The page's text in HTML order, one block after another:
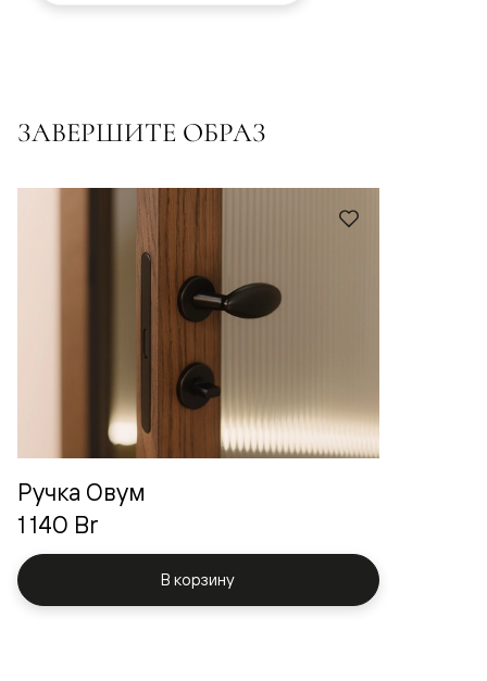
ЗАВЕРШИТЕ ОБРАЗ
Ручка Овум
1 140 Br
В корзину